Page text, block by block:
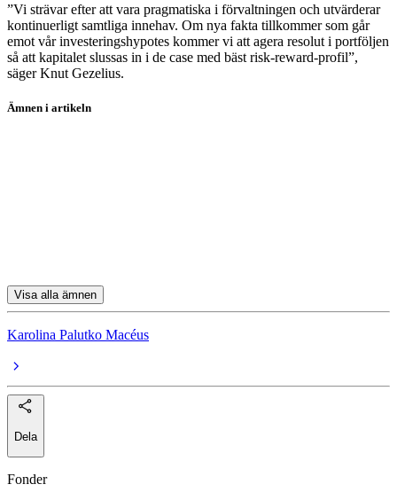
”Vi strävar efter att vara pragmatiska i förvaltningen och utvärderar
kontinuerligt samtliga innehav. Om nya fakta tillkommer som går
emot vår investeringshypotes kommer vi att agera resolut i portföljen
så att kapitalet slussas in i de case med bäst risk-reward-profil”,
säger Knut Gezelius.
Ämnen i artikeln
Visa alla ämnen
Karolina Palutko Macéus
Dela
Fonder